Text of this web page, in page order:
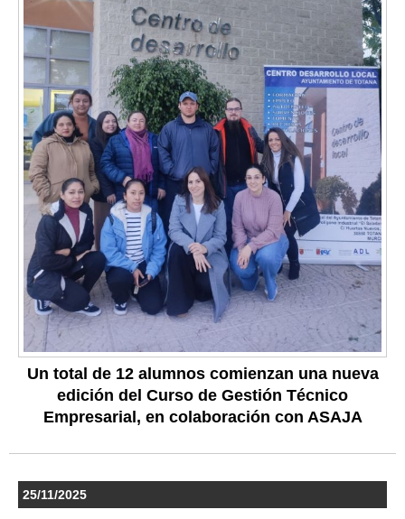
Un total de 12 alumnos comienzan una nueva
edición del Curso de Gestión Técnico
Empresarial, en colaboración con ASAJA
25/11/2025